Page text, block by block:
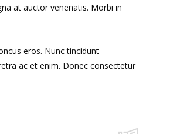
at auctor venenatis. Morbi in
eros. Nunc tincidunt
ac et enim. Donec consectetur